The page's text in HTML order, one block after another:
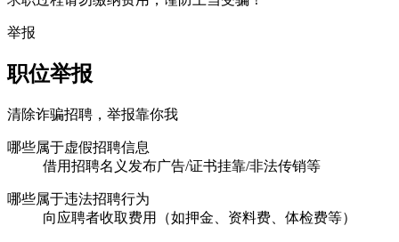
举报
职位举报
清除诈骗招聘，举报靠你我
哪些属于虚假招聘信息
借用招聘名义发布广告/证书挂靠/非法传销等
哪些属于违法招聘行为
向应聘者收取费用（如押金、资料费、体检费等）